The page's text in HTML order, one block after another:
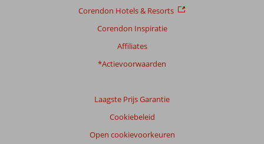
Corendon Hotels & Resorts
Corendon Inspiratie
Affiliates
*Actievoorwaarden
Laagste Prijs Garantie
Cookiebeleid
Open cookievoorkeuren